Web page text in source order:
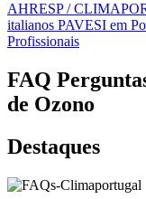
AHRESP /
italianos PAVESI em
Profissionais
FAQ
de Ozono
Destaques